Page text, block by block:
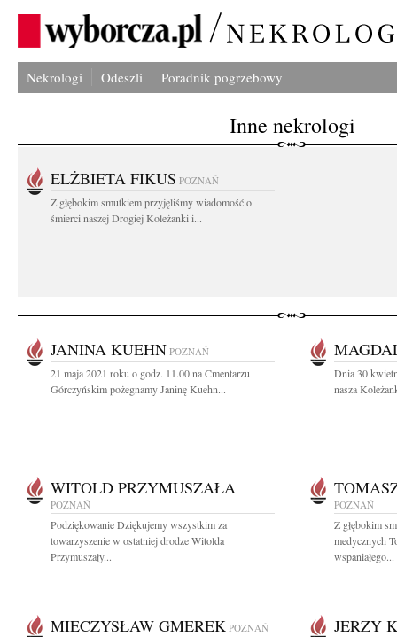
Nekrologi Odeszli Poradnik pogrzebowy
Inne nekrologi
ELŻBIETA FIKUS POZNAŃ
Z głębokim smutkiem przyjęliśmy wiadomość o
śmierci naszej Drogiej Koleżanki i...
JANINA KUEHN POZNAŃ
21 maja 2021 roku o godz. 11.00 na Cmentarzu
Górczyńskim pożegnamy Janinę Kuehn...
Dnia 30
nasza
WITOLD PRZYMUSZAŁA
POZNAŃ
Podziękowanie Dziękujemy wszystkim za
towarzyszenie w ostatniej drodze Witolda
Przymuszały...
POZNAŃ
Z głębokim
medycznych
wspaniałego...
MIECZYSŁAW GMEREK POZNAŃ JERZY